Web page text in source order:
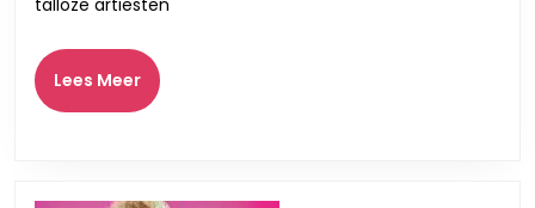
talloze artiesten
Lees MeerLees
Meer